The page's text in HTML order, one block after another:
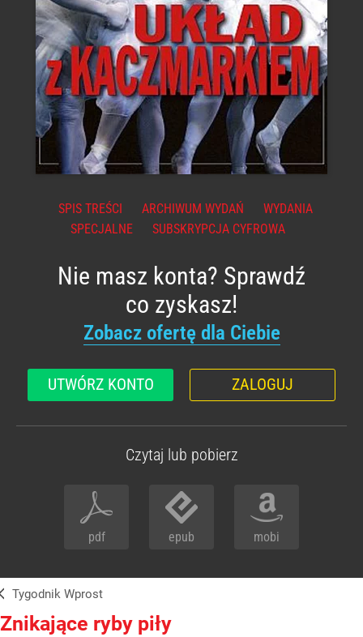
SPIS TREŚCI ARCHIWUM WYDAŃ
WYDANIA
SPECJALNE
SUBSKRYPCJA CYFROWA
Nie masz konta? Sprawdź
co zyskasz!
Zobacz ofertę dla Ciebie
UTWÓRZ KONTO ZALOGUJ
Czytaj lub pobierz
pdf epub mobi
Tygodnik Wprost
Znikające ryby piły